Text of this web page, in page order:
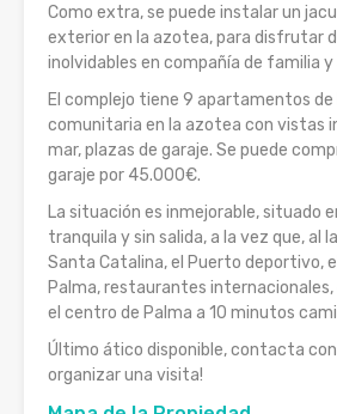
Como extra, se puede instalar un
exterior en la azotea, para disfrutar
inolvidables en compañía de familia y
El complejo tiene 9 apartamentos de
comunitaria en la azotea con vistas
mar, plazas de garaje. Se puede
garaje por 45.000€.
La situación es inmejorable, situado
tranquila y sin salida, a la vez que, al
Santa Catalina, el Puerto deportivo,
Palma, restaurantes
el centro de Palma a 10 minutos
Último ático disponible, contacta
organizar una visita!